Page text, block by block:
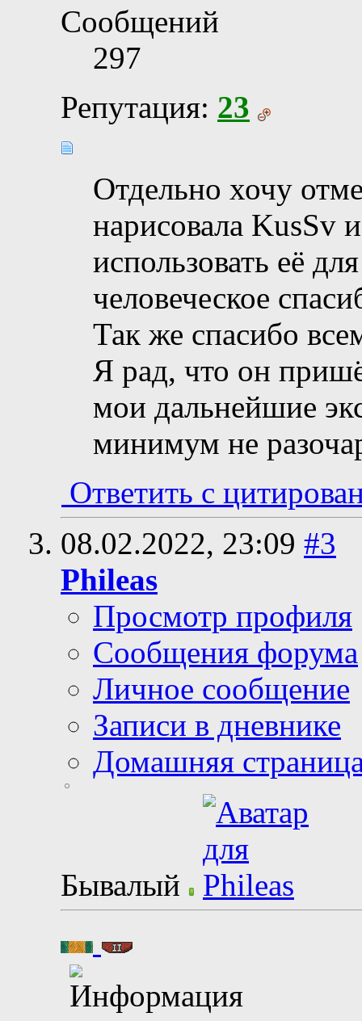
Сообщений
297
Репутация: 23
Отдельно хочу
нарисовала KusSv
использовать её
человеческое
Так же спасибо
Я рад, что он
мои дальнейшие
минимум не
Ответить с
08.02.2022, 23:09 #3
Phileas
Просмотр профиля
Сообщения форума
Личное сообщение
Записи в дневнике
Домашняя
Бывалый